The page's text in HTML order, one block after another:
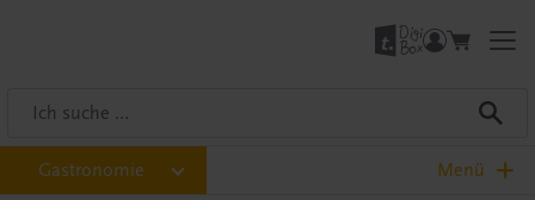
Gastronomie Menü